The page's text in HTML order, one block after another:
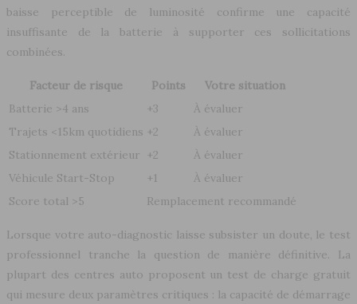
baisse perceptible de luminosité confirme une capacité
insuffisante de la batterie à supporter ces sollicitations
combinées.
Facteur de risque Points
Votre situation
Batterie >4 ans
+3
À évaluer
Trajets <15km quotidiens +2
À évaluer
Stationnement extérieur
+2
À évaluer
Véhicule Start-Stop
+1
À évaluer
Score total >5
Remplacement recommandé
Lorsque votre auto-diagnostic laisse subsister un doute, le test
professionnel tranche la question de manière définitive. La
plupart des centres auto proposent un test de charge gratuit
qui mesure deux paramètres critiques : la capacité de démarrage